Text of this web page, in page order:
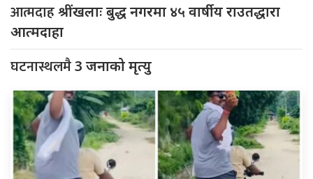
आत्मदाहश्रींखलाः बुद्ध नगरमा ४५ वार्षीय राउतद्धारा
आत्मदाहा
घटनास्थलमै3 जनाको मृत्यु